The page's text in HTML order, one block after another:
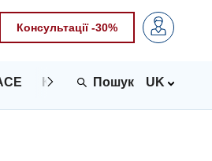
Консультації -30%
Контакти UK